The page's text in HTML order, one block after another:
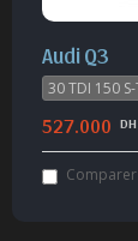
Audi Q3
527.000 DH
Comparer